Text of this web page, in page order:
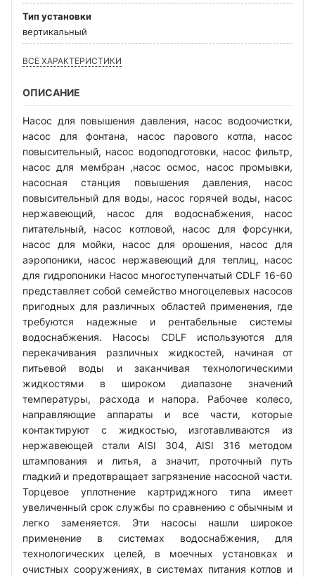
Тип установки
вертикальный
ВСЕ ХАРАКТЕРИСТИКИ
ОПИСАНИЕ
Насос для повышения давления, насос водоочистки,
насос для фонтана, насос парового котла, насос
повысительный, насос водоподготовки, насос фильтр,
насос для мембран ,насос осмос, насос промывки,
насосная станция повышения давления, насос
повысительный для воды, насос горячей воды, насос
нержавеющий, насос для водоснабжения, насос
питательный, насос котловой, насос для форсунки,
насос для мойки, насос для орошения, насос для
аэропоники, насос нержавеющий для теплиц, насос
для гидропоники Насос многоступенчатый CDLF 16-60
представляет собой семейство многоцелевых насосов
пригодных для различных областей применения, где
требуются надежные и рентабельные системы
водоснабжения. Насосы CDLF используются для
перекачивания различных жидкостей, начиная от
питьевой воды и заканчивая технологическими
жидкостями в широком диапазоне значений
температуры, расхода и напора. Рабочее колесо,
направляющие аппараты и все части, которые
контактируют с жидкостью, изготавливаются из
нержавеющей стали AISI 304, AISI 316 методом
штампования и литья, а значит, проточный путь
гладкий и предотвращает загрязнение насосной части.
Торцевое уплотнение картриджного типа имеет
увеличенный срок службы по сравнению с обычным и
легко заменяется. Эти насосы нашли широкое
применение в системах водоснабжения, для
технологических целей, в моечных установках и
очистных сооружениях, в системах питания котлов и